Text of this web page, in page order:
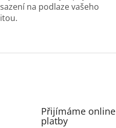
na podlaze vašeho
Přijímáme online
platby